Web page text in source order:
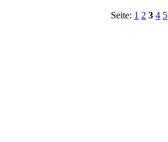
Seite: 1 2 3 4 5